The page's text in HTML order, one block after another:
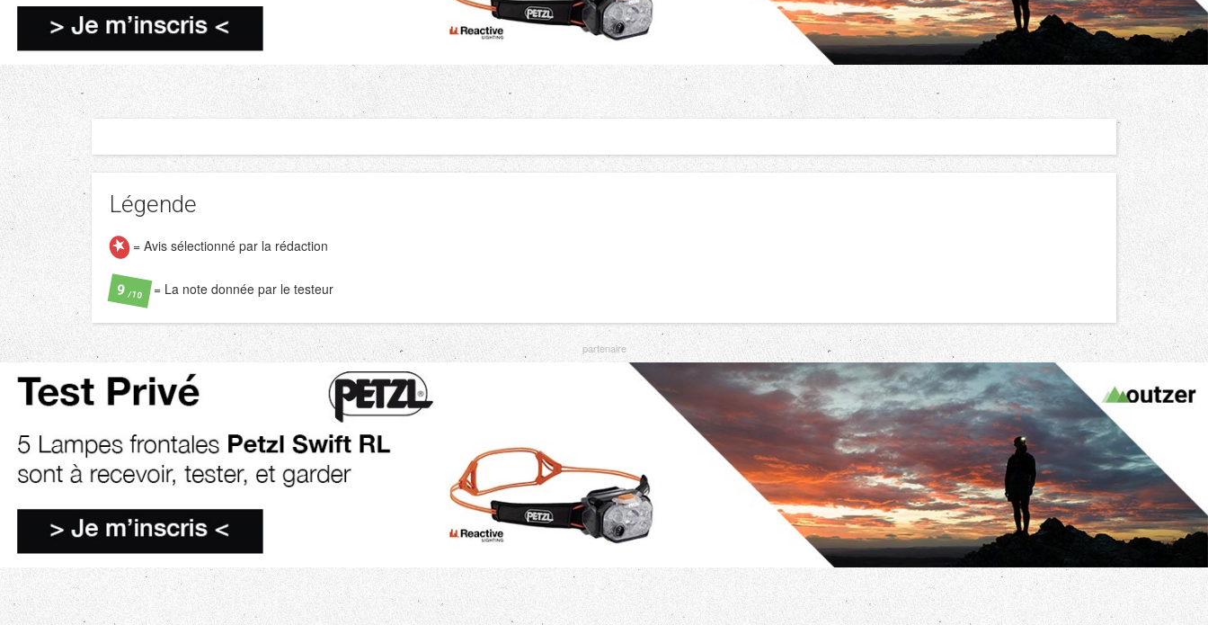
Légende
= Avis sélectionné par la rédaction
9/10 = La note donnée par le testeur